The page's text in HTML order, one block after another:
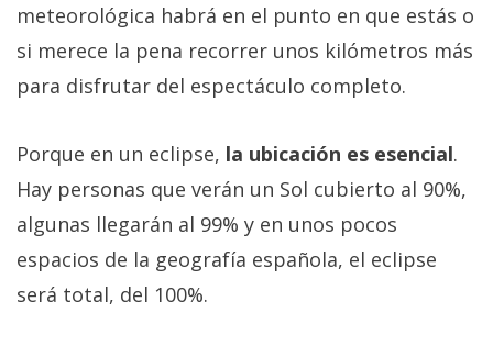
meteorológica habrá en el punto en que estás o
si merece la pena recorrer unos kilómetros más
para disfrutar del espectáculo completo.
Porque en un eclipse, la ubicación es esencial.
Hay personas que verán un Sol cubierto al 90%,
algunas llegarán al 99% y en unos pocos
espacios de la geografía española, el eclipse
será total, del 100%.